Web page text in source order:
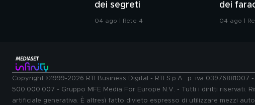
dei segreti
04 ago | Rete 4
dei
04 ago |
Copyright ©1999-2026 RTI Business Digital - RTI S.p.A.: p. iva
500.000.007 - Gruppo MFE Media For Europe N.V. - Tutti i diritti
artificiale generativa. È altresì fatto divieto espresso di utilizzare mezzi